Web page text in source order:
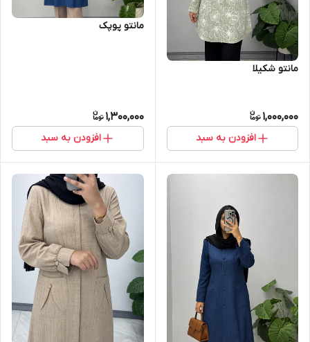
مانتو شکیلا
1,000,000
افزودن به سبد
مانتو پوپک
1,300,000
افزودن به سبد